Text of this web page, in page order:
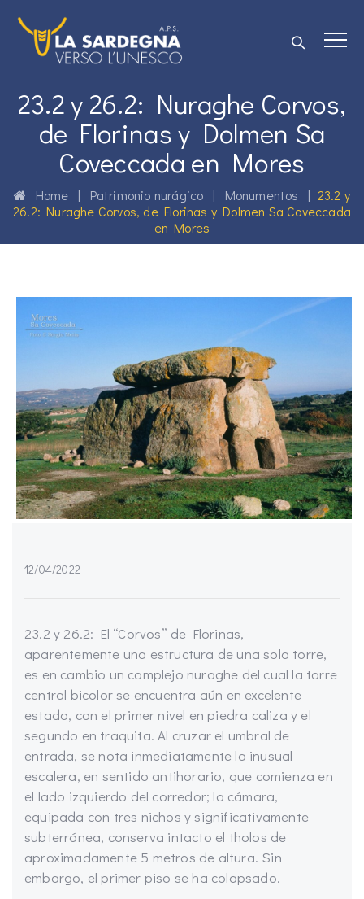
23.2 y 26.2: Nuraghe Corvos,
de Florinas y Dolmen Sa
Coveccada en Mores
Home | Patrimonio nurágico | Monumentos | 23.2 y
26.2: Nuraghe Corvos, de Florinas y Dolmen Sa Coveccada
en Mores
12/04/2022
23.2 y 26.2: El “Corvos” de Florinas,
aparentemente una estructura de una sola torre,
es en cambio un complejo nuraghe del cual la torre
central bicolor se encuentra aún en excelente
estado, con el primer nivel en piedra caliza y el
segundo en traquita. Al cruzar el umbral de
entrada, se nota inmediatamente la inusual
escalera, en sentido antihorario, que comienza en
el lado izquierdo del corredor; la cámara,
equipada con tres nichos y significativamente
subterránea, conserva intacto el tholos de
aproximadamente 5 metros de altura. Sin
embargo, el primer piso se ha colapsado.